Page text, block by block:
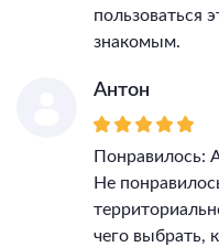
пользоваться
знакомым.
Антон
Понравилось:
Не
чего выбрать,